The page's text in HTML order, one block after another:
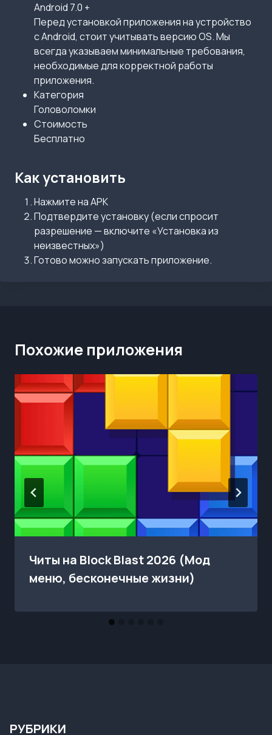
Android 7.0 +
Перед установкой приложения на устройство
с Android, стоит учитывать версию OS. Мы
всегда указываем минимальные требования,
необходимые для корректной работы
приложения.
Категория
Головоломки
Стоимость
Бесплатно
Как установить
Нажмите на APK
Подтвердите установку (если спросит
разрешение — включите «Установка из
неизвестных»)
Готово можно запускать приложение.
Похожие приложения
Читы на Block Blast 2026 (Мод
меню, бесконечные жизни)
РУБРИКИ